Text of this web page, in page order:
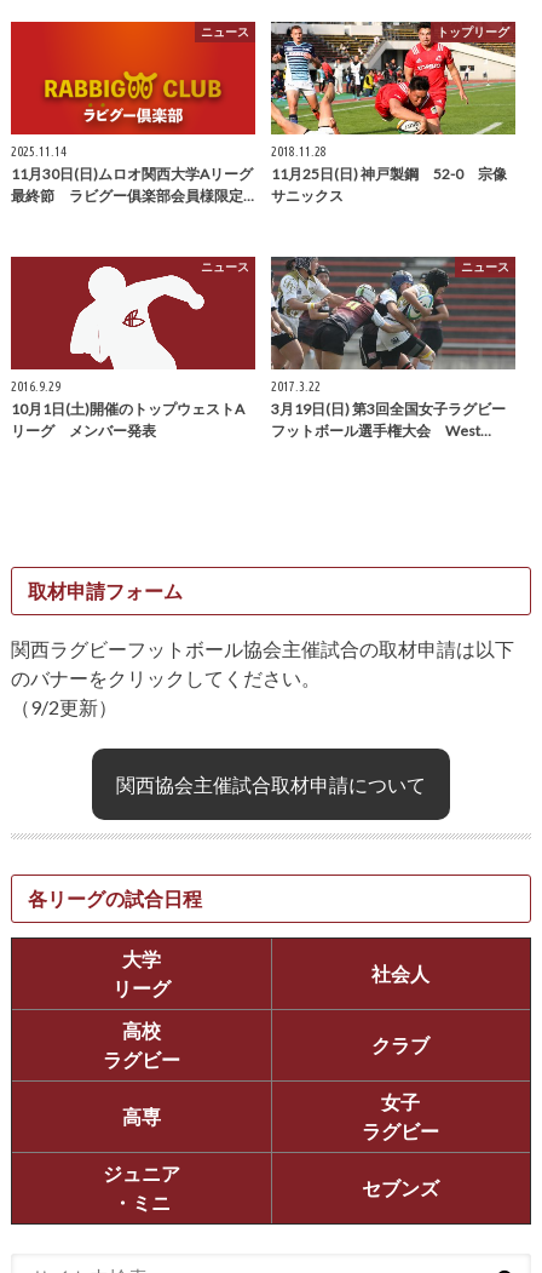
ニュース
2025.11.14
11月30日(日)ムロオ関西大学Aリーグ
最終節 ラビグー俱楽部会員様限定…
トップリーグ
2018.11.28
11月25日(日) 神戸製鋼 52-0 宗像
サニックス
ニュース
2016.9.29
10月1日(土)開催のトップウェストA
リーグ メンバー発表
ニュース
2017.3.22
3月19日(日) 第3回全国女子ラグビー
フットボール選手権大会 West…
取材申請フォーム
関西ラグビーフットボール協会主催試合の取材申請は以下
のバナーをクリックしてください。
（9/2更新）
関西協会主催試合取材申請について
各リーグの試合日程
大学
リーグ
社会人
高校
ラグビー
クラブ
高専
女子
ラグビー
ジュニア
・ミニ
セブンズ